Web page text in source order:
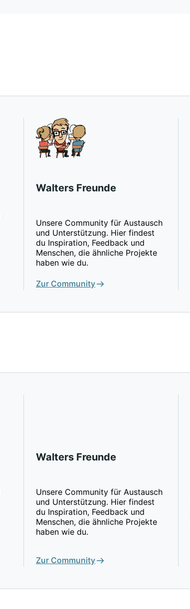
Walters Freunde
Unsere Community für Austausch
und Unterstützung. Hier findest
du Inspiration, Feedback und
Menschen, die ähnliche Projekte
haben wie du.
Zur Community
Walters Freunde
Unsere Community für Austausch
und Unterstützung. Hier findest
du Inspiration, Feedback und
Menschen, die ähnliche Projekte
haben wie du.
Zur Community